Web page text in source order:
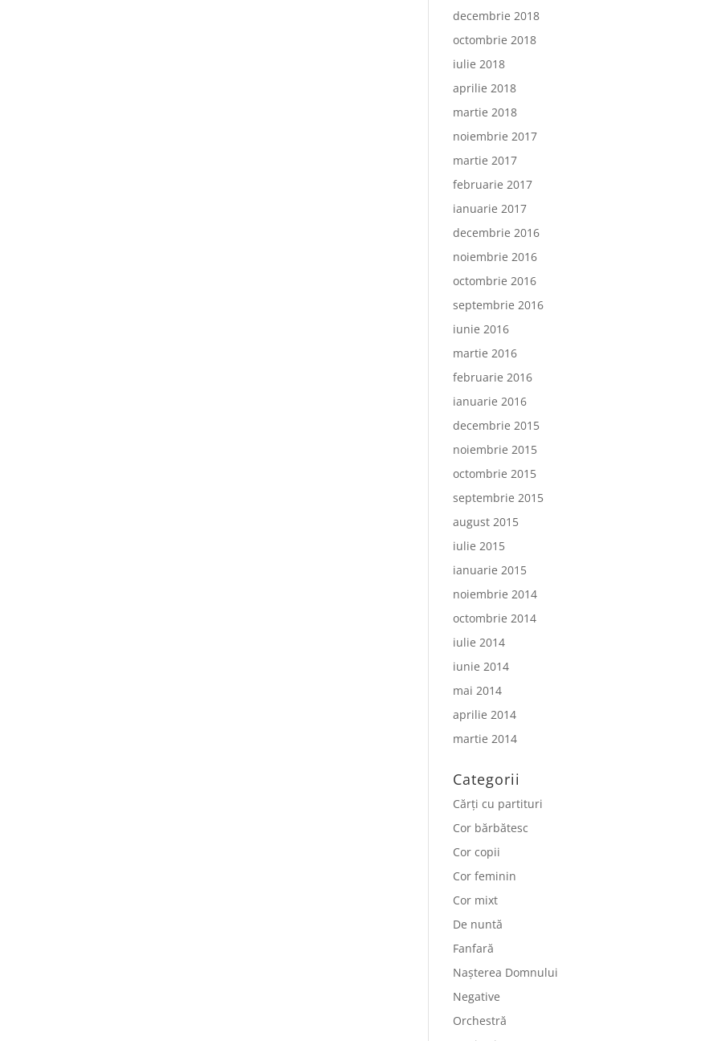
decembrie 2018
octombrie 2018
iulie 2018
aprilie 2018
martie 2018
noiembrie 2017
martie 2017
februarie 2017
ianuarie 2017
decembrie 2016
noiembrie 2016
octombrie 2016
septembrie 2016
iunie 2016
martie 2016
februarie 2016
ianuarie 2016
decembrie 2015
noiembrie 2015
octombrie 2015
septembrie 2015
august 2015
iulie 2015
ianuarie 2015
noiembrie 2014
octombrie 2014
iulie 2014
iunie 2014
mai 2014
aprilie 2014
martie 2014
Categorii
Cărți cu partituri
Cor bărbătesc
Cor copii
Cor feminin
Cor mixt
De nuntă
Fanfară
Nașterea Domnului
Negative
Orchestră